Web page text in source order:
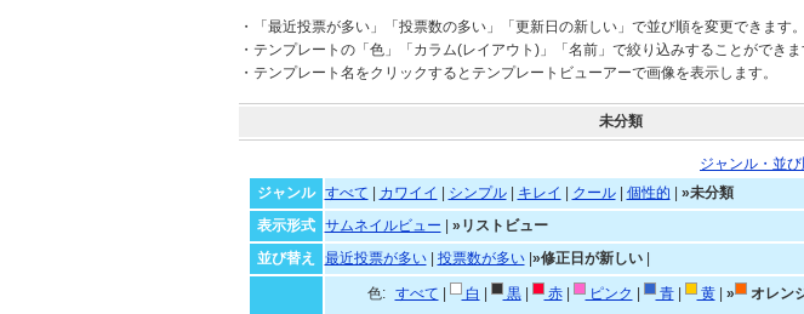
・「最近投票が多い」「投票数の多い」「更新日の新しい」で並び順を変更できます。
・テンプレートの「色」「カラム(レイアウト)」「名前」で絞り込みすることができま
・テンプレート名をクリックするとテンプレートビューアーで画像を表示します。
未分類
ジャンル・並
ジャンル
すべて カワイイ シンプル| キレイ クール| 個性的
»未分類
表示形式
サムネイルビュー
»リストビュー
並び替え
最近投票が多い| 投票数が多い| »修正日が新しい|
色: すべて 白 黒| 赤| ピンク 青| 黄| » オレン